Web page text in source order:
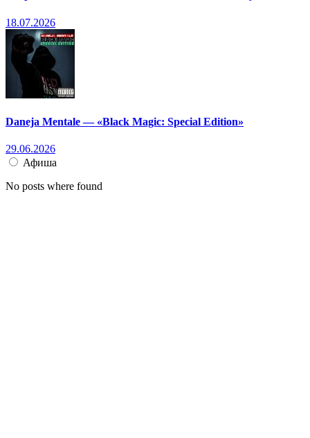
18.07.2026
Daneja Mentale — «Black Magic: Special Edition»
29.06.2026
Афиша
No posts where found